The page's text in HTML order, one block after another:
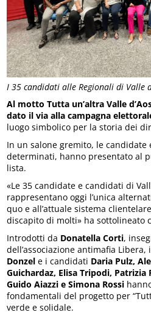
I 35 candidati alle Regionali di Valle
Al motto Tutta un’altra Valle
dato il via alla campagna
luogo simbolico per la storia dei
In un salone gremito, le
determinati, hanno presentato al
lista.
«Le 35 candidate e candidati di
rappresentano oggi l’unica
quo e all’attuale sistema
discapito di molti» ha sottolineato
Introdotti da Donatella Corti,
dell’associazione antimafia Libera,
Donzel e i candidati Daria Pulz,
Guichardaz, Elisa Tripodi, Patrizia
Guido Aiazzi e Simona Rossi
fondamentali del progetto per
verde e solidale.